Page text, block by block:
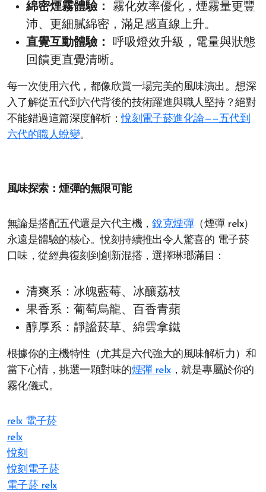
綿密煙霧體驗：
霧化效率優化，煙霧量更豐
沛、更細膩綿密，滿足感直線上升。
直覺互動體驗：
呼吸燈效升級，電量與狀態
回饋更直覺清晰。
每一次使用六代，都像欣賞一場完美的風味演出。想深
入了解從五代到六代背後的技術躍進與職人堅持？絕對
不能錯過這篇深度解析：悅刻電子菸進化論——五代到
六代的職人蛻變。
風味探索：煙彈的無限可能
無論是搭配五代還是六代主機，銳克煙彈 （煙彈 relx）
永遠是體驗的核心。悅刻持續推出令人驚喜的 電子菸
口味，從經典復刻到創新混搭，選擇琳瑯滿目：
清爽系：冰魄藍莓、冰釀荔枝
果香系：葡萄烏龍、百香青蘋
醇厚系：靜謐菸草、綿雲拿鐵
根據你的主機特性（尤其是六代強大的風味解析力）和
當下心情，挑選一顆對味的煙彈 relx，就是專屬於你的
霧化儀式。
relx 電子菸
relx
悅刻
悅刻電子菸
電子菸 relx